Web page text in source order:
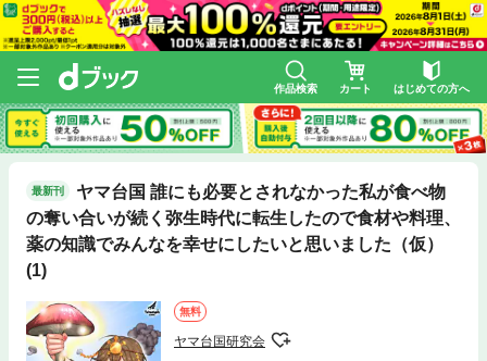
作品検索 カート はじめての方へ
最新刊
ヤマ台国 誰にも必要とされなかった私が食べ物
の奪い合いが続く弥生時代に転生したので食材や料理、
薬の知識でみんなを幸せにしたいと思いました（仮）
(1)
無料
ヤマ台国研究会